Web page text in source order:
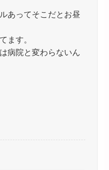
あってそこだとお昼
ます。
病院と変わらないん